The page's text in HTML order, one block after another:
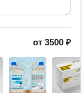
от 3500 ₽